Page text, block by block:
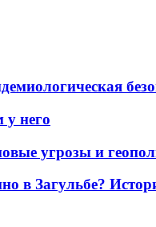
у него
угрозы и
в Загульбе?